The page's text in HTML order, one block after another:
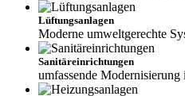
Lüftungsanlagen
Moderne umweltgerechte
Sanitäreinrichtungen
umfassende Modernisierung